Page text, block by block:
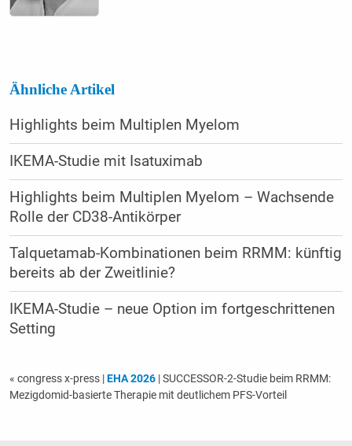
Ähnliche Artikel
Highlights beim Multiplen Myelom
IKEMA-Studie mit Isatuximab
Highlights beim Multiplen Myelom – Wachsende
Rolle der CD38-Antikörper
Talquetamab-Kombinationen beim RRMM: künftig
bereits ab der Zweitlinie?
IKEMA-Studie – neue Option im fortgeschrittenen
Setting
« congress x-press |EHA 2026| SUCCESSOR-2-Studie beim RRMM:
Mezigdomid-basierte Therapie mit deutlichem PFS-Vorteil